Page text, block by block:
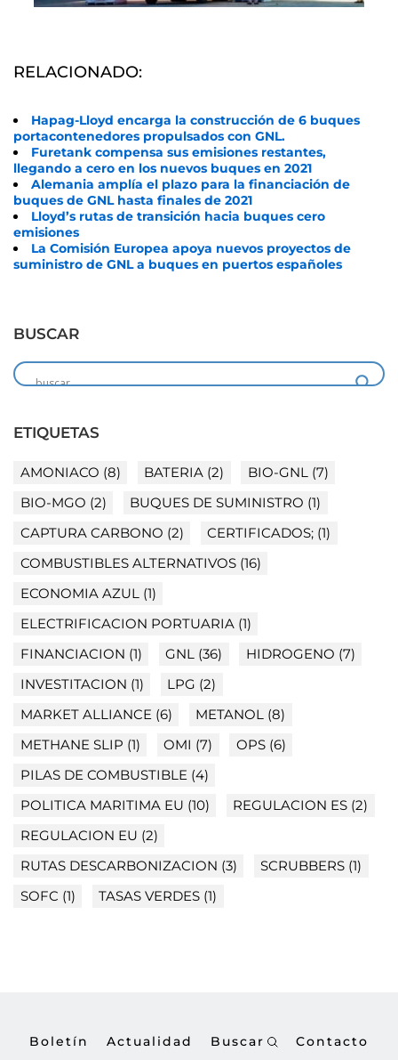
RELACIONADO:
Hapag-Lloyd encarga la construcción de 6 buques
portacontenedores propulsados con GNL.
Furetank compensa sus emisiones restantes,
llegando a cero en los nuevos buques en 2021
Alemania amplía el plazo para la financiación de
buques de GNL hasta finales de 2021
Lloyd’s rutas de transición hacia buques cero
emisiones
La Comisión Europea apoya nuevos proyectos de
suministro de GNL a buques en puertos españoles
BUSCAR
ETIQUETAS
AMONIACO (8) BATERIA (2) BIO-GNL(7)
BIO-MGO (2) BUQUES DE SUMINISTRO (1)
CAPTURA CARBONO (2) CERTIFICADOS; (1)
COMBUSTIBLES ALTERNATIVOS(16)
ECONOMIA AZUL(1)
ELECTRIFICACION PORTUARIA(1)
FINANCIACION (1) GNL (36) HIDROGENO (7)
INVESTITACION (1) LPG (2)
MARKET ALLIANCE(6) METANOL (8)
METHANE SLIP (1) OMI (7) OPS(6)
PILAS DE COMBUSTIBLE(4)
POLITICA MARITIMA EU (10) REGULACION ES (2)
REGULACION EU (2)
RUTAS DESCARBONIZACION (3) SCRUBBERS (1)
SOFC (1) TASAS VERDES (1)
Boletín Actualidad Buscar Contacto